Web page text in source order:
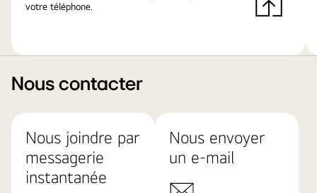
votre téléphone.
Nous contacter
Nous joindre par
messagerie
instantanée
Nous envoyer
un e-mail